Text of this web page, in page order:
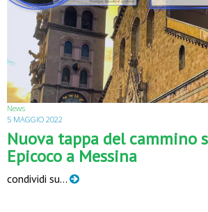
News
5 MAGGIO 2022
Nuova tappa del cammino
Epicoco a Messina
condividi su…